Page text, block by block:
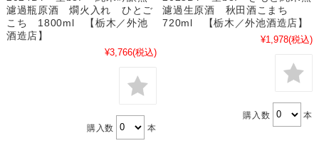
濾過瓶原酒 燗火入れ ひとご
こち 1800ml 【栃木／外池
酒造店】
¥3,766(税込)
購入数 本
濾過生原酒 秋田酒こまち
720ml 【栃木／外池酒造店】
¥1,978(税込)
購入数 本